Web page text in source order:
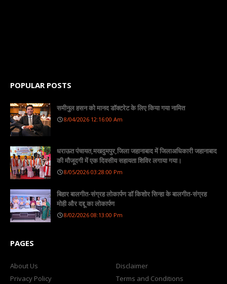
POPULAR POSTS
समीनुल हसन को मानद डॉक्टरेट के लिए किया गया नामित
8/04/2026 12:16:00 Am
धराऊत पंचायत,मखदुमपुर,जिला जहानाबाद में जिलाअधिकारी जहानाबाद
की मौजूदगी में एक दिवसीय सहायता शिविर लगाया गया।
8/05/2026 03:28:00 Pm
बिहार बालगीत-संग्रह लोकार्पण डॉ किशोर सिन्हा के बालगीत-संग्रह
मोही और दद्दू का लोकार्पण
8/02/2026 08:13:00 Pm
PAGES
About Us
Disclaimer
Privacy Policy
Terms and Conditions